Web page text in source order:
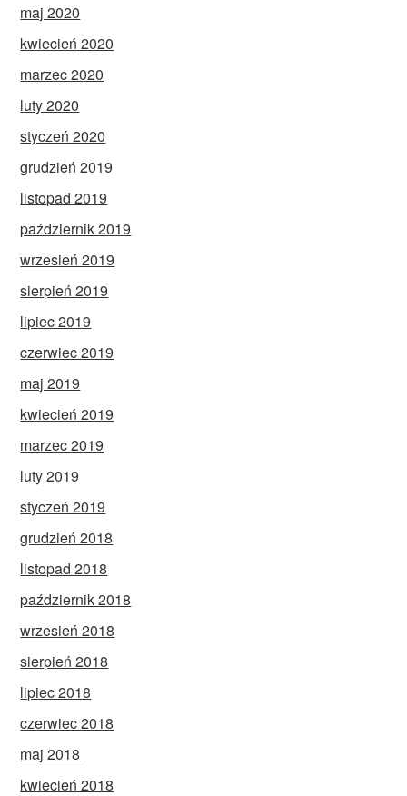
maj 2020
kwiecień 2020
marzec 2020
luty 2020
styczeń 2020
grudzień 2019
listopad 2019
październik 2019
wrzesień 2019
sierpień 2019
lipiec 2019
czerwiec 2019
maj 2019
kwiecień 2019
marzec 2019
luty 2019
styczeń 2019
grudzień 2018
listopad 2018
październik 2018
wrzesień 2018
sierpień 2018
lipiec 2018
czerwiec 2018
maj 2018
kwiecień 2018